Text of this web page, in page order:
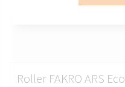
Roller FAKRO ARS Eco